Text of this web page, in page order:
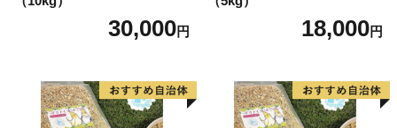
30,000円 18,000円